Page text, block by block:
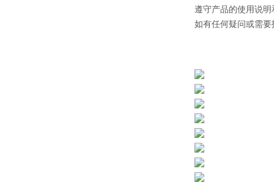
遵守产品的使用说
如有任何疑问或需